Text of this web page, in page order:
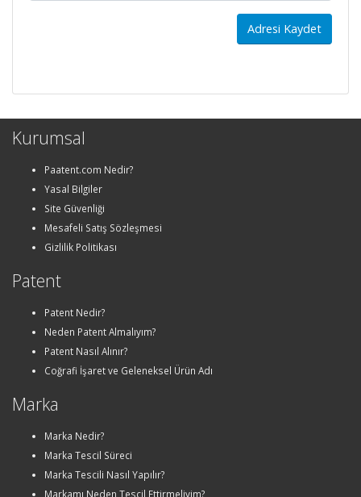
Kurumsal
Paatent.com Nedir?
Yasal Bilgiler
Site Güvenliği
Mesafeli Satış Sözleşmesi
Gizlilik Politikası
Patent
Patent Nedir?
Neden Patent Almalıyım?
Patent Nasıl Alınır?
Coğrafi İşaret ve Geleneksel Ürün Adı
Marka
Marka Nedir?
Marka Tescil Süreci
Marka Tescili Nasıl Yapılır?
Markamı Neden Tescil Ettirmeliyim?